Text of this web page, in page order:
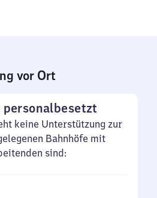
vor Ort
keine Unterstützung zur
Bahnhöfe mit
sind: